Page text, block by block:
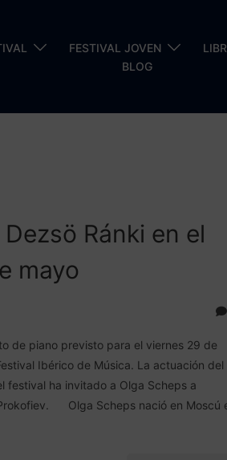
FESTIVAL JOVEN
BLOG
Ránki en el
mayo
de piano previsto para el viernes 29 de
Ibérico de Música. La actuación del
festival ha invitado a Olga Scheps a
Olga Scheps nació en Moscú